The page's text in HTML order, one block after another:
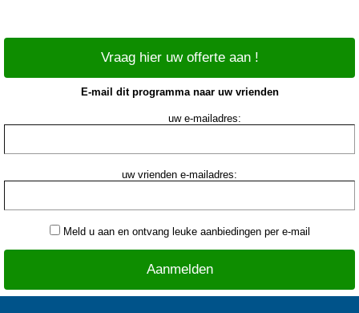
Vraag hier uw offerte aan !
E-mail dit programma naar uw vrienden
uw e-mailadres:
uw vrienden e-mailadres:
Meld u aan en ontvang leuke aanbiedingen per e-mail